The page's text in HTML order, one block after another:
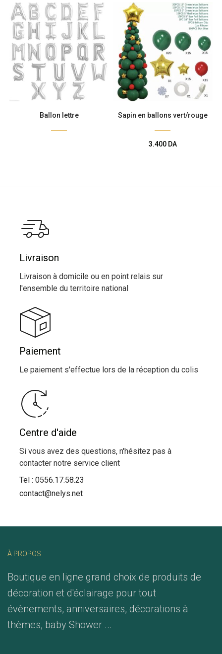
Ballon lettre Sapin en ballons vert/rouge
3.400 DA
Livraison
Livraison à domicile ou en point relais sur
l'ensemble du territoire national
Paiement
Le paiement s'effectue lors de la réception du colis
Centre d'aide
Si vous avez des questions, n'hésitez pas à
contacter notre service client
Tel : 0556.17.58.23
contact@nelys.net
À PROPOS
Boutique en ligne grand choix de produits de
décoration et d'éclairage pour tout
évènements, anniversaires, décorations à
thèmes, baby Shower ...